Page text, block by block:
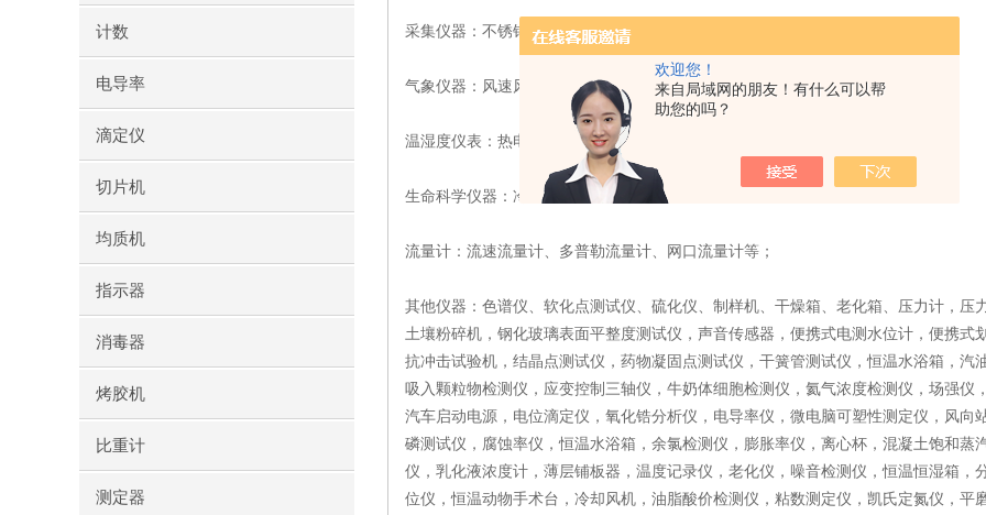
欢迎您！
来自局域网的朋友！有什么可以帮
助您的吗？
计数
电导率
滴定仪
切片机
均质机
指示器
消毒器
烤胶机
比重计
测定器
采集仪器：不锈钢采水器、八级空气微生物采样器、采集箱
气象仪器：风速风向仪、雨量计、气压计、风量计、百叶箱等；
温湿度仪表：热电偶、非接解式温度计、压力式温度计、温湿度计等；
生命科学仪器：冷冻干燥机、萃取仪、均质器等；
流量计：流速流量计、多普勒流量计、网口流量计等；
其他仪器：色谱仪、软化点测试仪、硫化仪、制样机、干燥箱、老化箱、压力计，
土壤粉碎机，钢化玻璃表面平整度测试仪，声音传感器，便携式电测水位计，便携
抗冲击试验机，结晶点测试仪，药物凝固点测试仪，干簧管测试仪，恒温水浴箱，汽
吸入颗粒物检测仪，应变控制三轴仪，牛奶体细胞检测仪，氦气浓度检测仪，场强
汽车启动电源，电位滴定仪，氧化锆分析仪，电导率仪，微电脑可塑性测定仪，风
磷测试仪，腐蚀率仪，恒温水浴箱，余氯检测仪，膨胀率仪，离心杯，混凝土饱和
仪，乳化液浓度计，薄层铺板器，温度记录仪，老化仪，噪音检测仪，恒温恒湿箱
位仪，恒温动物手术台，冷却风机，油脂酸价检测仪，粘数测定仪，凯氏定氮仪，